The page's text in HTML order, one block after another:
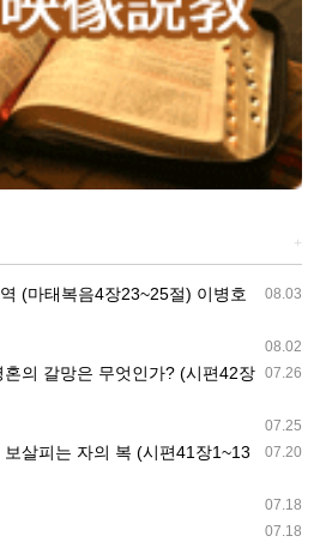
+
08.03
(마태복음4장23~25절) 이병호
08.02
07.26
의 갈망은 무엇인가? (시편42장
07.25
07.20
살피는 자의 복 (시편41장1~13
07.18
07.18